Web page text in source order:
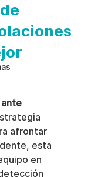
afrontar
esta
en